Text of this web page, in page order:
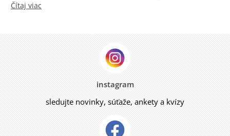
Čítaj viac
instagram
sledujte novinky, súťaže, ankety a kvízy